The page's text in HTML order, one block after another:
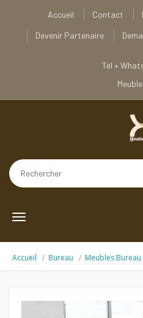
Accueil Contact
Devenir Partenaire
Tél +
Toggle
Accueil Bureau Meubles Bureau